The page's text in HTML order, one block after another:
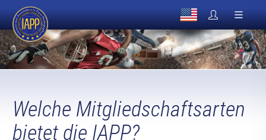
Welche Mitgliedschaftsarten
bietet die IAPP?